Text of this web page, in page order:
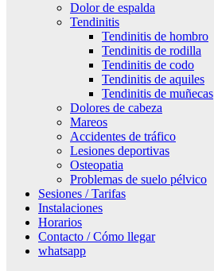
Dolor de espalda
Tendinitis
Tendinitis de hombro
Tendinitis de rodilla
Tendinitis de codo
Tendinitis de aquiles
Tendinitis de muñecas
Dolores de cabeza
Mareos
Accidentes de tráfico
Lesiones deportivas
Osteopatia
Problemas de suelo pélvico
Sesiones / Tarifas
Instalaciones
Horarios
Contacto / Cómo llegar
whatsapp